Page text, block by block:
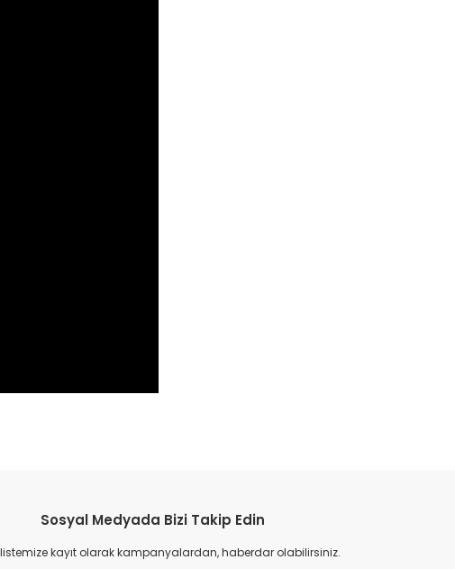
Sosyal Medyada Bizi Takip Edin
kayıt olarak kampanyalardan, haberdar olabilirsiniz.